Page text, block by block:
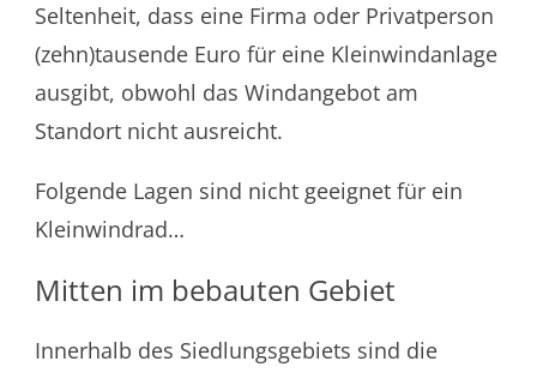
Seltenheit, dass eine Firma oder Privatperson
(zehn)tausende Euro für eine Kleinwindanlage
ausgibt, obwohl das Windangebot am
Standort nicht ausreicht.
Folgende Lagen sind nicht geeignet für ein
Kleinwindrad…
Mitten im bebauten Gebiet
Innerhalb des Siedlungsgebiets sind die